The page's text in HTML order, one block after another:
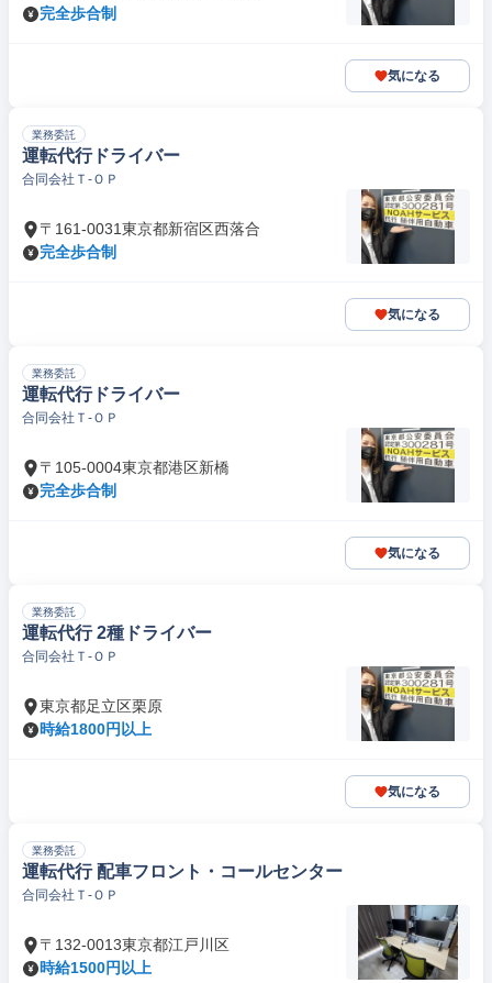
完全歩合制
気になる
業務委託
運転代行ドライバー
合同会社Ｔ‐ＯＰ
〒161-0031東京都新宿区西落合
完全歩合制
気になる
業務委託
運転代行ドライバー
合同会社Ｔ‐ＯＰ
〒105-0004東京都港区新橋
完全歩合制
気になる
業務委託
運転代行 2種ドライバー
合同会社Ｔ‐ＯＰ
東京都足立区栗原
時給1800円以上
気になる
業務委託
運転代行 配車フロント・コールセンター
合同会社Ｔ‐ＯＰ
〒132-0013東京都江戸川区
時給1500円以上